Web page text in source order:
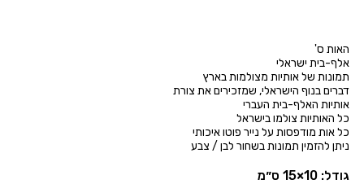
האות ס'
אלף-בית ישראלי
תמונות של אותיות מצולמות בארץ
דברים בנוף הישראלי, שמזכירים את צורת
אותיות האלף-בית העברי
כל האותיות צולמו בישראל
כל אות מודפסות על נייר פוטו איכותי
ניתן להזמין תמונות בשחור לבן / צבע
גודל: 10×15 ס״מ